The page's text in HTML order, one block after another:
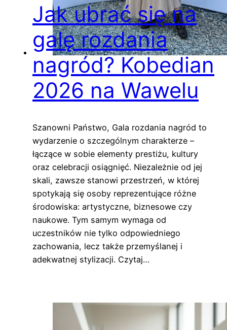
Jak ubrać się na
galę rozdania
nagród? Kobedian
2026 na Wawelu
Szanowni Państwo, Gala rozdania nagród to
wydarzenie o szczególnym charakterze –
łączące w sobie elementy prestiżu, kultury
oraz celebracji osiągnięć. Niezależnie od jej
skali, zawsze stanowi przestrzeń, w której
spotykają się osoby reprezentujące różne
środowiska: artystyczne, biznesowe czy
naukowe. Tym samym wymaga od
uczestników nie tylko odpowiedniego
zachowania, lecz także przemyślanej i
adekwatnej stylizacji. Czytaj…